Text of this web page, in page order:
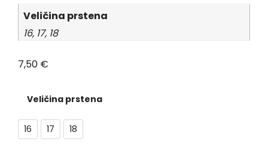
Veličina prstena
16, 17, 18
7,50 €
Veličina prstena
16 17 18